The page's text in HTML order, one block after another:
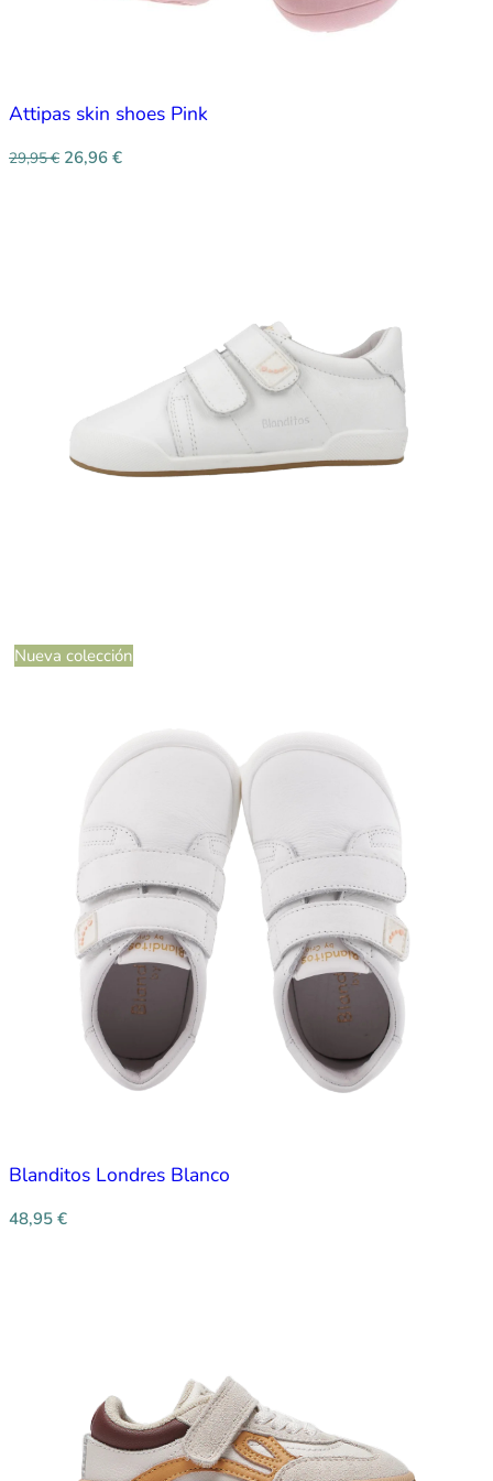
Attipas skin shoes Pink
29,95€ 26,96 €
Nueva colección
Blanditos Londres Blanco
48,95 €